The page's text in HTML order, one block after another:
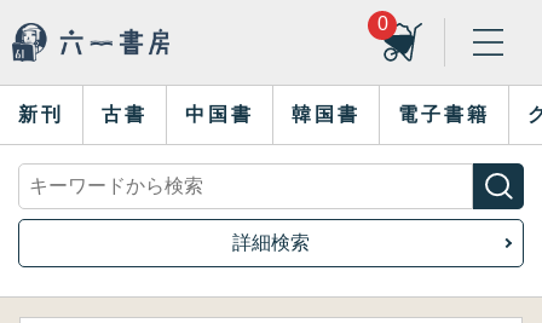
0
新刊 古書 中国書 韓国書 電子書籍
詳細検索